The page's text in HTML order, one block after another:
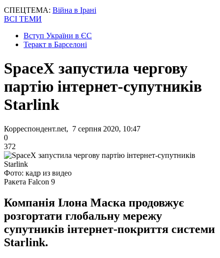
СПЕЦТЕМА: Війна в Ірані
ВСІ ТЕМИ
Вступ України в ЄС
Теракт в Барселоні
SpaceX запустила чергову
партію інтернет-супутників
Starlink
Корреспондент.net, 7 серпня 2020, 10:47
0
372
Фото: кадр из видео
Ракета Falcon 9
Компанія Ілона Маска продовжує
розгортати глобальну мережу
супутників інтернет-покриття системи
Starlink.